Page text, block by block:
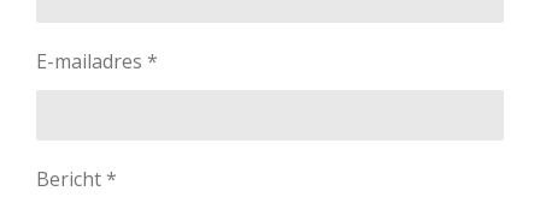
E-mailadres *
Bericht *